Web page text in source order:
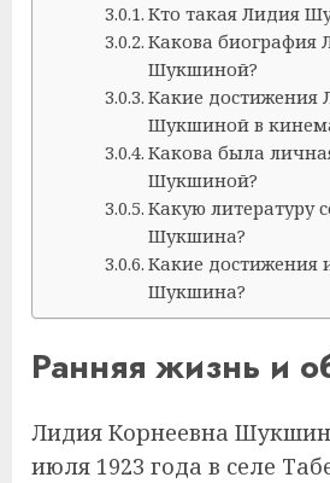
Кто такая Лидия
Какова биография
Шукшиной?
Какие достижения
Шукшиной в
Какова была
Шукшиной?
Какую литературу
Шукшина?
Какие достижения
Шукшина?
Ранняя жизнь и
Лидия Корнеевна
июля 1923 года в селе